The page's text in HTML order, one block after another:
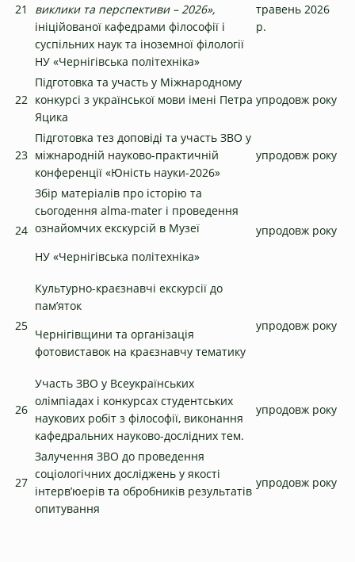
21
виклики та перспективи – 2026»,
ініційованої кафедрами філософії і
суспільних наук та іноземної філології
НУ «Чернігівська політехніка»
травень 2026
р.
22
Підготовка та участь у Міжнародному
конкурсі з української мови імені Петра
Яцика
упродовж року
23
Підготовка тез доповіді та участь ЗВО у
міжнародній науково-практичній
конференції «Юність науки-2026»
упродовж року
24
Збір матеріалів про історію та
сьогодення alma-mater і проведення
ознайомчих екскурсій в Музеї
НУ «Чернігівська політехніка»
упродовж року
25
Культурно-краєзнавчі екскурсії до
пам’яток
Чернігівщини та організація
фотовиставок на краєзнавчу тематику
упродовж року
26
Участь ЗВО у Всеукраїнських
олімпіадах і конкурсах студентських
наукових робіт з філософії, виконання
кафедральних науково-дослідних тем.
упродовж року
27
Залучення ЗВО до проведення
соціологічних досліджень у якості
інтерв’юерів та обробників результатів
опитування
упродовж року